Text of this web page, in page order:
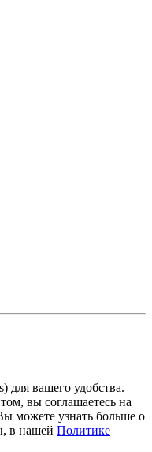
вашего удобства.
вы соглашаетесь на
можете узнать больше о
в нашей Политике